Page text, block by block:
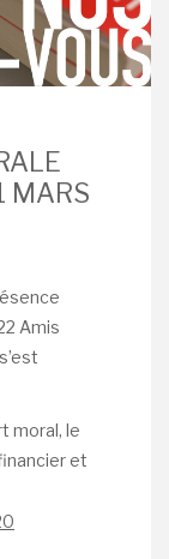
MARS
Amis
moral, le
et